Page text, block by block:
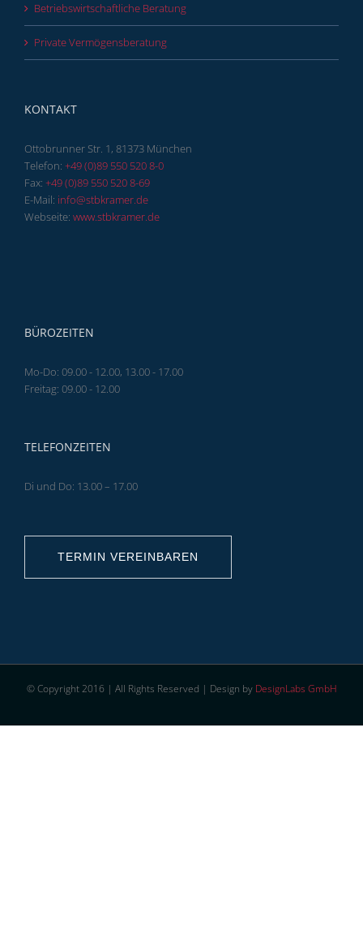
Betriebswirtschaftliche Beratung
Private Vermögensberatung
KONTAKT
Ottobrunner Str. 1, 81373 München
Telefon: +49 (0)89 550 520 8-0
Fax: +49 (0)89 550 520 8-69
E-Mail: info@stbkramer.de
Webseite: www.stbkramer.de
BÜROZEITEN
Mo-Do: 09.00 - 12.00, 13.00 - 17.00
Freitag: 09.00 - 12.00
TELEFONZEITEN
Di und Do: 13.00 – 17.00
TERMIN VEREINBAREN
© Copyright 2016 | All Rights Reserved | Design by DesignLabs GmbH